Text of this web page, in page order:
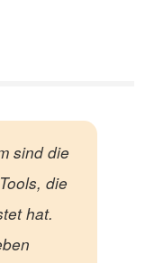
sind die
die
hat.